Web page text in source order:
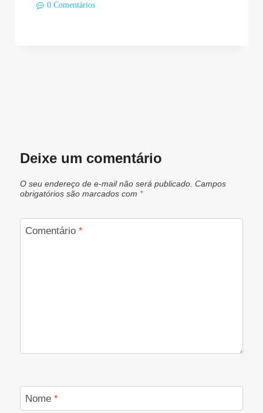
0 Comentários
Deixe um comentário
O seu endereço de e-mail não será publicado. Campos
obrigatórios são marcados com *
Comentário *
Nome *